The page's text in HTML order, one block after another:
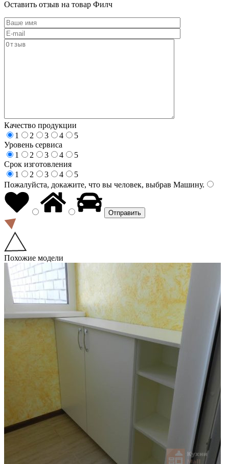
Оставить отзыв на товар Филч
Качество продукции
1
2 3 4
5
Уровень сервиса
1
2 3 4
5
Срок изготовления
1
2 3 4
5
Пожалуйста, докажите, что вы человек, выбрав Машину.
Похожие модели